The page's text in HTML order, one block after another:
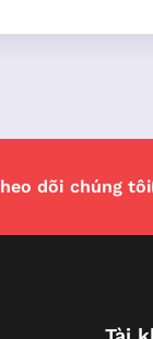
dõi chúng tôi